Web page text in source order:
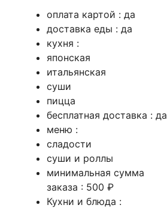
оплата картой : да
доставка еды : да
кухня :
японская
итальянская
суши
пицца
бесплатная доставка : да
меню :
сладости
суши и роллы
минимальная сумма
заказа : 500 ₽
Кухни и блюда :